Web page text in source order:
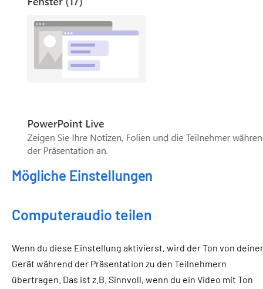
Mögliche Einstellungen
Computeraudio teilen
Wenn du diese Einstellung aktivierst, wird der Ton von
Gerät während der Präsentation zu den Teilnehmern
übertragen. Das ist z.B. Sinnvoll, wenn du ein Video mit Ton